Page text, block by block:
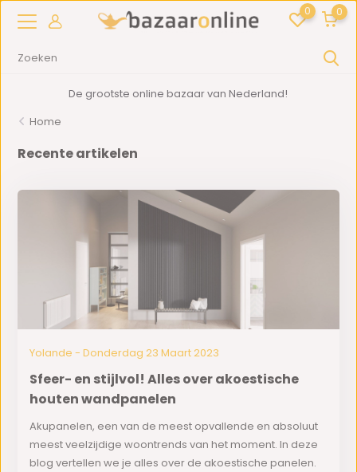
0 0
De grootste online bazaar van Nederland!
Home
Recente artikelen
Yolande - Donderdag 23 Maart 2023
Sfeer- en stijlvol! Alles over akoestische
houten wandpanelen
Akupanelen, een van de meest opvallende en absoluut
meest veelzijdige woontrends van het moment. In deze
blog vertellen we je alles over de akoestische panelen.